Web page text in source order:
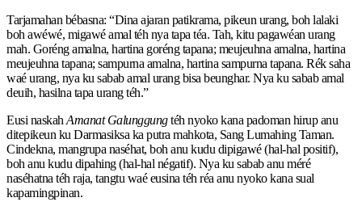
Tarjamahan bébasna: “Dina ajaran patikrama, pikeun urang, boh lalaki
boh awéwé, migawé amal téh nya tapa téa. Tah, kitu pagawéan urang
mah. Goréng amalna, hartina goréng tapana; meujeuhna amalna, hartina
meujeuhna tapana; sampurna amalna, hartina sampurna tapana. Rék saha
waé urang, nya ku sabab amal urang bisa beunghar. Nya ku sabab amal
deuih, hasilna tapa urang téh.”
Eusi naskah Amanat Galunggungtéh nyoko kana padoman hirup anu
ditepikeun ku Darmasiksa ka putra mahkota, Sang Lumahing Taman.
Cindekna, mangrupa naséhat, boh anu kudu dipigawé (hal-hal positif),
boh anu kudu dipahing (hal-hal négatif). Nya ku sabab anu méré
naséhatna téh raja, tangtu waé eusina téh réa anu nyoko kana sual
kapamingpinan.